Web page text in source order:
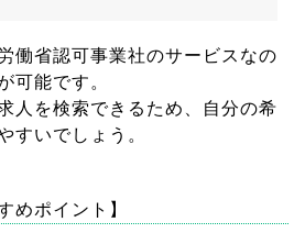
働省認可事業社のサービスなの
可能です。
人を検索できるため、自分の希
すいでしょう。
めポイント】